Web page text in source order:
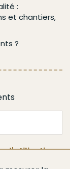
:
et chantiers,
?
d'utilisation